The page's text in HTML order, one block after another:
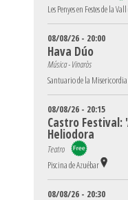
Les Penyes en Festes de la
08/08/26 - 20:00
Hava Dúo
Música - Vinaròs
Santuario de la
08/08/26 - 20:15
Castro Festival:
Heliodora
Teatro
Piscina de Azuébar
08/08/26 - 20:30